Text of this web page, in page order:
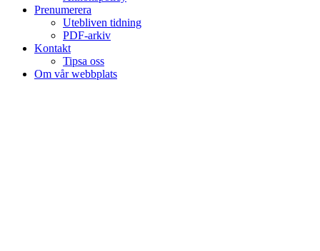
Prenumerera
Utebliven tidning
PDF-arkiv
Kontakt
Tipsa oss
Om vår webbplats